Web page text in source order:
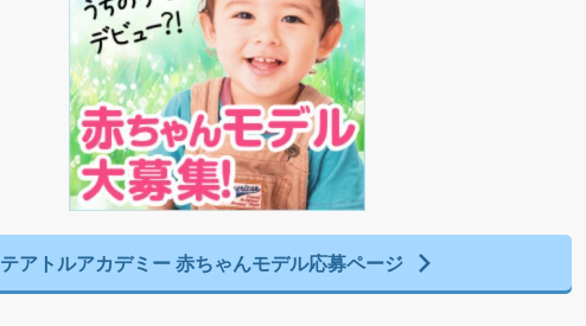
テアトルアカデミー 赤ちゃんモデル応募ページ